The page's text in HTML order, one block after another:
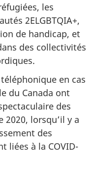
les
2ELGBTQIA+,
de handicap, et
des collectivités
en cas
du Canada ont
des
lorsqu’il y a
des
liées à la COVID-